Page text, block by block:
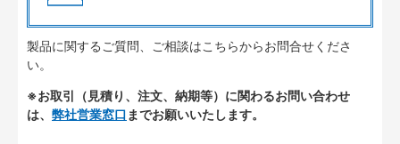
製品に関するご質問、ご相談はこちらからお問合せくださ
い。
※お取引（見積り、注文、納期等）に関わるお問い合わせ
は、 弊社営業窓口 までお願いいたします。